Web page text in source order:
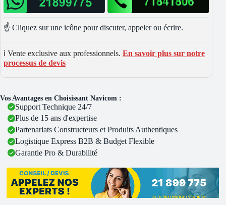
☝️ Cliquez sur une icône pour discuter, appeler ou écrire.
ℹ️ Vente exclusive aux professionnels. En savoir plus sur notre
processus de devis
Vos Avantages en Choisissant Navicom :
Support Technique 24/7
Plus de 15 ans d'expertise
Partenariats Constructeurs et Produits Authentiques
Logistique Express B2B & Budget Flexible
Garantie Pro & Durabilité